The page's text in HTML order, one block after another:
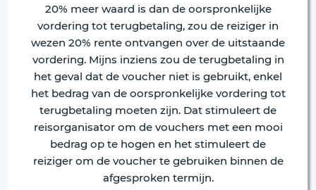
20% meer waard is dan de oorspronkelijke
vordering tot terugbetaling, zou de reiziger in
wezen 20% rente ontvangen over de uitstaande
vordering. Mijns inziens zou de terugbetaling in
het geval dat de voucher niet is gebruikt, enkel
het bedrag van de oorspronkelijke vordering tot
terugbetaling moeten zijn. Dat stimuleert de
reisorganisator om de vouchers met een mooi
bedrag op te hogen en het stimuleert de
reiziger om de voucher te gebruiken binnen de
afgesproken termijn.